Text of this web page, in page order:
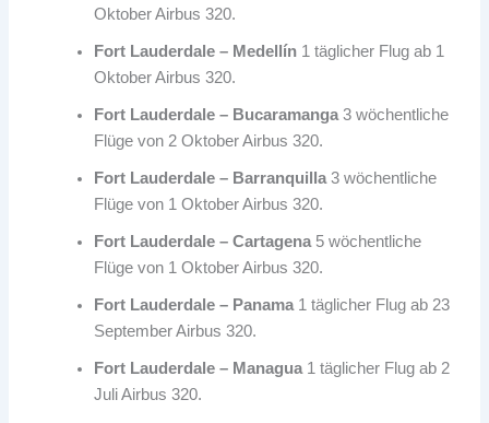
Oktober Airbus 320.
Fort Lauderdale – Medellín 1 täglicher Flug ab 1
Oktober Airbus 320.
Fort Lauderdale – Bucaramanga 3 wöchentliche
Flüge von 2 Oktober Airbus 320.
Fort Lauderdale – Barranquilla 3 wöchentliche
Flüge von 1 Oktober Airbus 320.
Fort Lauderdale – Cartagena 5 wöchentliche
Flüge von 1 Oktober Airbus 320.
Fort Lauderdale – Panama 1 täglicher Flug ab 23
September Airbus 320.
Fort Lauderdale – Managua 1 täglicher Flug ab 2
Juli Airbus 320.